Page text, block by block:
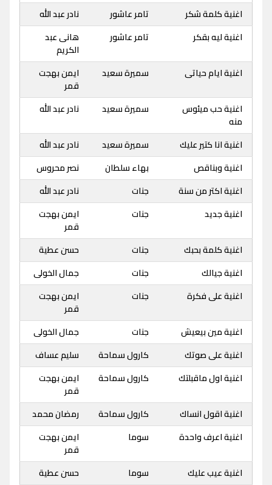
اغنية كلمة شكر
تامر عاشور
نادر عبد الله
اغنية ليه بقكر
تامر عاشور
هانى عبد
الكريم
اغنية ايام حياتى
سميرة سعيد
ايمن بهجت
قمر
اغنية حب ميئوس
منه
سميرة سعيد نادر عبد الله
اغنية انا كتير عليك سميرة سعيد
نادر عبد الله
اغنية وبناقص
بهاء سلطان
نصر محروس
اغنية اكتر من سنة
جنات
نادر عبد الله
اغنية جديد
جنات
ايمن بهجت
قمر
اغنية كلمة بحبك
جنات
حسن عطية
اغنية جيالك
جنات
جمال الخولى
اغنية على فكرة
جنات
ايمن بهجت
قمر
اغنية مين بيعيش
جنات
جمال الخولى
اغنية على صوتك
كارول سماحة
سليم عساف
اغنية اول ماقبلتك
كارول سماحة
ايمن بهجت
قمر
اغنية اقول انساك
كارول سماحة
رمضان محمد
اغنية اعرف واحدة
سوما
ايمن بهجت
قمر
اغنية عيب عليك
سوما
حسن عطية